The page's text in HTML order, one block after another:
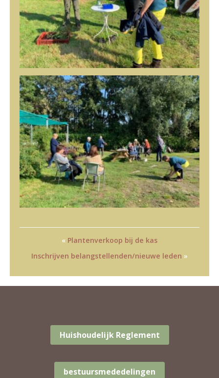
« Plantenverkoop bij de kas
Inschrijven belangstellenden/nieuwe leden »
Huishoudelijk Reglement
bestuursmededelingen